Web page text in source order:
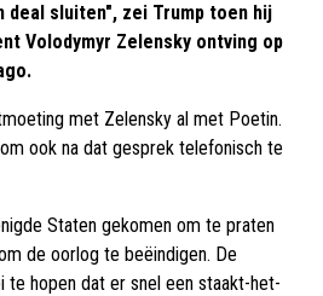
deal sluiten", zei Trump toen hij
Volodymyr Zelensky ontving op
met Zelensky al met Poetin.
ook na dat gesprek telefonisch te
Staten gekomen om te praten
de oorlog te beëindigen. De
te hopen dat er snel een staakt-het-